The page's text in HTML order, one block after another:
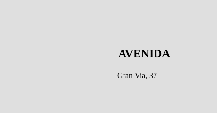
AVENIDA
Gran Via, 37